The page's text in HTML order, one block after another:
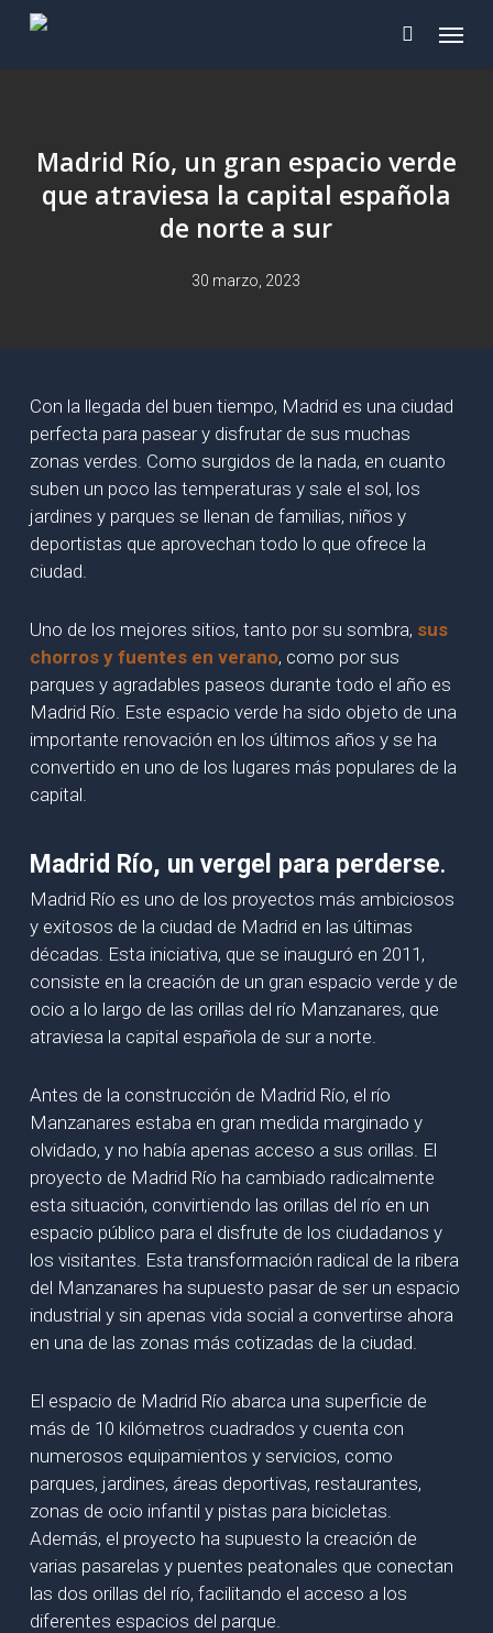
Skip
Madrid Río, un gran espacio verde
que atraviesa la capital española
de norte a sur
30 marzo, 2023
Con la llegada del buen tiempo, Madrid es una ciudad
perfecta para pasear y disfrutar de sus muchas
zonas verdes. Como surgidos de la nada, en cuanto
suben un poco las temperaturas y sale el sol, los
jardines y parques se llenan de familias, niños y
deportistas que aprovechan todo lo que ofrece la
ciudad.
Uno de los mejores sitios, tanto por su sombra, sus
chorros y fuentes en verano, como por sus
parques y agradables paseos durante todo el año es
Madrid Río. Este espacio verde ha sido objeto de una
importante renovación en los últimos años y se ha
convertido en uno de los lugares más populares de la
capital.
Madrid Río, un vergel para perderse.
Madrid Río es uno de los proyectos más ambiciosos
y exitosos de la ciudad de Madrid en las últimas
décadas. Esta iniciativa, que se inauguró en 2011,
consiste en la creación de un gran espacio verde y de
ocio a lo largo de las orillas del río Manzanares, que
atraviesa la capital española de sur a norte.
Antes de la construcción de Madrid Río, el río
Manzanares estaba en gran medida marginado y
olvidado, y no había apenas acceso a sus orillas. El
proyecto de Madrid Río ha cambiado radicalmente
esta situación, convirtiendo las orillas del río en un
espacio público para el disfrute de los ciudadanos y
los visitantes. Esta transformación radical de la ribera
del Manzanares ha supuesto pasar de ser un espacio
industrial y sin apenas vida social a convertirse ahora
en una de las zonas más cotizadas de la ciudad.
El espacio de Madrid Río abarca una superficie de
más de 10 kilómetros cuadrados y cuenta con
numerosos equipamientos y servicios, como
parques, jardines, áreas deportivas, restaurantes,
zonas de ocio infantil y pistas para bicicletas.
Además, el proyecto ha supuesto la creación de
varias pasarelas y puentes peatonales que conectan
las dos orillas del río, facilitando el acceso a los
diferentes espacios del parque.